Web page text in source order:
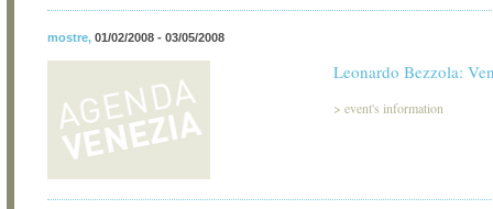
mostre, 01/02/2008 - 03/05/2008
Leonardo Bezzola:
> event's information